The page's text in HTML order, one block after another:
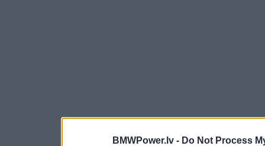
BMWPower.lv - Do Not Process